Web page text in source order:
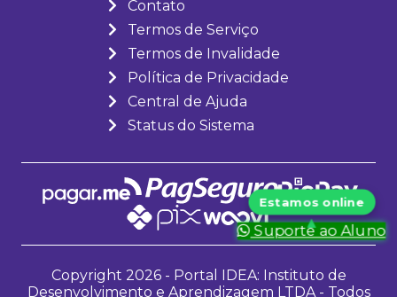
Suporte ao Aluno
Contato
Termos de Serviço
Termos de Invalidade
Política de Privacidade
Central de Ajuda
Status do Sistema
Copyright 2026 - Portal IDEA: Instituto de
Desenvolvimento e Aprendizagem LTDA - Todos